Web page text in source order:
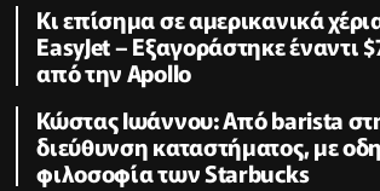
Κι επίσημα σε αμερικανικά
EasyJet – Εξαγοράστηκε έναντι
από την Apollo
Κώστας Ιωάννου: Από barista
διεύθυνση καταστήματος, με
φιλοσοφία των Starbucks